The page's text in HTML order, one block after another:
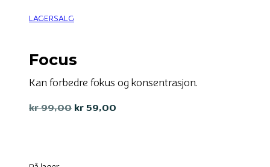
LAGERSALG
Focus
Kan forbedre fokus og konsentrasjon.
kr99,00 Opprinnelig
kr 59,00